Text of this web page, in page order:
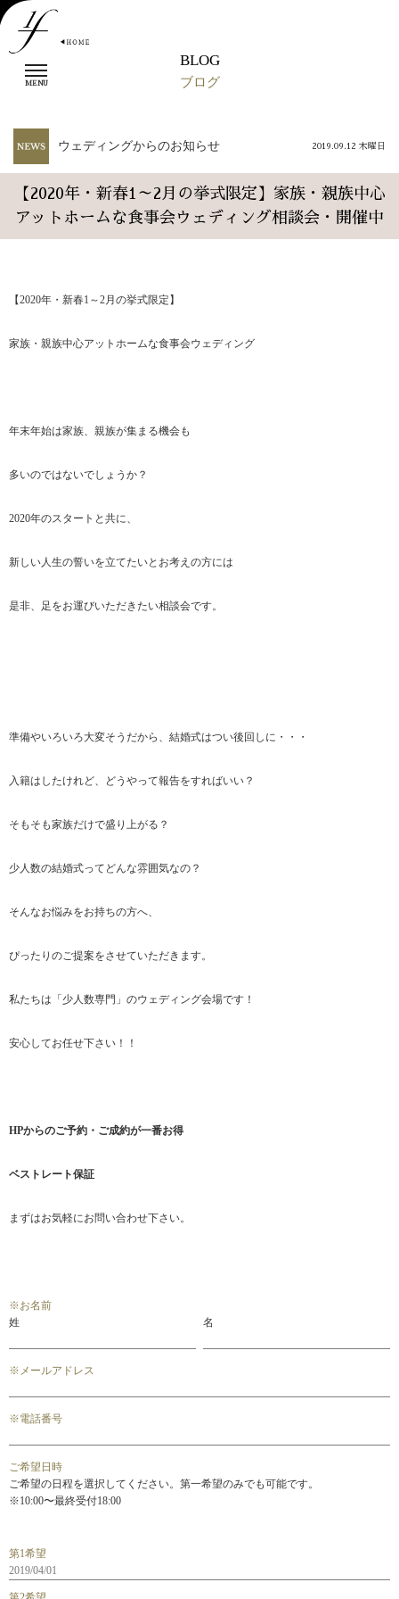
t
o
e
a
i
g
o
MENU
BLOG
ブログ
ウェディングからのお知らせ 2019.09.12 木曜日
【2020年・新春1～2月の挙式限定】家族・親族中心
アットホームな食事会ウェディング相談会・開催中
【2020年・新春1～2月の挙式限定】
家族・親族中心アットホームな食事会ウェディング
年末年始は家族、親族が集まる機会も
多いのではないでしょうか？
2020年のスタートと共に、
新しい人生の誓いを立てたいとお考えの方には
是非、足をお運びいただきたい相談会です。
準備やいろいろ大変そうだから、結婚式はつい後回しに・・・
入籍はしたけれど、どうやって報告をすればいい？
そもそも家族だけで盛り上がる？
少人数の結婚式ってどんな雰囲気なの？
そんなお悩みをお持ちの方へ、
ぴったりのご提案をさせていただきます。
私たちは「少人数専門」のウェディング会場です！
安心してお任せ下さい！！
HPからのご予約・ご成約が一番お得
ベストレート保証
まずはお気軽にお問い合わせ下さい。
※お名前
姓
名
※ メールアドレス
※電話番号
ご希望日時
ご希望の日程を選択してください。第一希望のみでも可能です。
※10:00〜最終受付18:00
第1希望